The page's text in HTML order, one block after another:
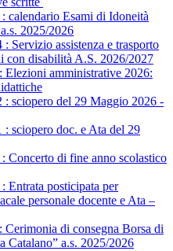
calendario Esami di Idoneità
2025/2026
Servizio assistenza e trasporto
con disabilità A.S. 2026/2027
Elezioni amministrative 2026:
: sciopero del 29 Maggio 2026 -
: sciopero doc. e Ata del 29
Concerto di fine anno scolastico
Entrata posticipata per
personale docente e Ata –
Cerimonia di consegna Borsa di
Catalano” a.s. 2025/2026